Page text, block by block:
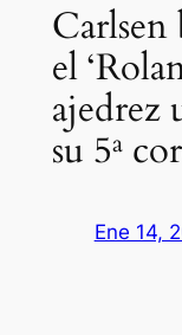
Carlsen
el
ajedrez
su 5ª
Ene 14,